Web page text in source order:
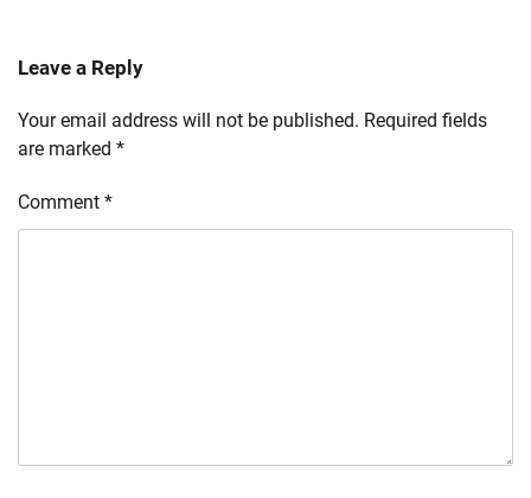
Leave a Reply
Your email address will not be published. Required fields
are marked *
Comment *